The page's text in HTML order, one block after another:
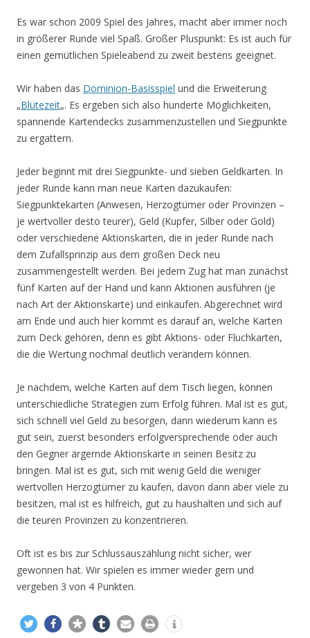
Es war schon 2009 Spiel des Jahres, macht aber immer noch
in größerer Runde viel Spaß. Großer Pluspunkt: Es ist auch für
einen gemütlichen Spieleabend zu zweit bestens geeignet.
Wir haben das Dominion-Basisspiel und die Erweiterung
„Blütezeit„. Es ergeben sich also hunderte Möglichkeiten,
spannende Kartendecks zusammenzustellen und Siegpunkte
zu ergattern.
Jeder beginnt mit drei Siegpunkte- und sieben Geldkarten. In
jeder Runde kann man neue Karten dazukaufen:
Siegpunktekarten (Anwesen, Herzogtümer oder Provinzen –
je wertvoller desto teurer), Geld (Kupfer, Silber oder Gold)
oder verschiedene Aktionskarten, die in jeder Runde nach
dem Zufallsprinzip aus dem großen Deck neu
zusammengestellt werden. Bei jedem Zug hat man zunächst
fünf Karten auf der Hand und kann Aktionen ausführen (je
nach Art der Aktionskarte) und einkaufen. Abgerechnet wird
am Ende und auch hier kommt es darauf an, welche Karten
zum Deck gehören, denn es gibt Aktions- oder Fluchkarten,
die die Wertung nochmal deutlich verändern können.
Je nachdem, welche Karten auf dem Tisch liegen, können
unterschiedliche Strategien zum Erfolg führen. Mal ist es gut,
sich schnell viel Geld zu besorgen, dann wiederum kann es
gut sein, zuerst besonders erfolgversprechende oder auch
den Gegner ärgernde Aktionskarte in seinen Besitz zu
bringen. Mal ist es gut, sich mit wenig Geld die weniger
wertvollen Herzogtümer zu kaufen, davon dann aber viele zu
besitzen, mal ist es hilfreich, gut zu haushalten und sich auf
die teuren Provinzen zu konzentrieren.
Oft ist es bis zur Schlussauszählung nicht sicher, wer
gewonnen hat. Wir spielen es immer wieder gern und
vergeben 3 von 4 Punkten.